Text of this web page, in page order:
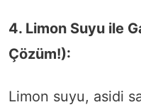
4. Limon Suyu ile
Çözüm!):
Limon suyu, asidi